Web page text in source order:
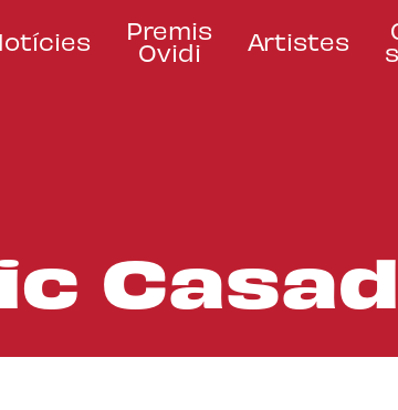
Premis
Ovidi Artistes